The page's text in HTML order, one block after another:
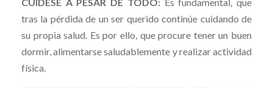
CUÍDESE A PESAR DE TODO:Es fundamental, que
tras la pérdida de un ser querido continúe cuidando de
su propia salud. Es por ello, que procure tener un buen
dormir, alimentarse saludablemente y realizar actividad
física.